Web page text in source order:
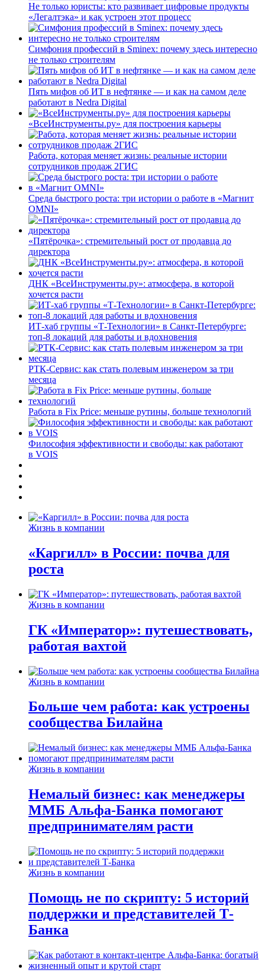
Не только юристы: кто развивает цифровые продукты
«Легалтэка» и как устроен этот процесс
Симфония профессий в Sminex: почему здесь интересно
не только строителям
Пять мифов об ИТ в нефтянке — и как на самом деле
работают в Nedra Digital
«ВсеИнструменты.ру» для построения карьеры
Работа, которая меняет жизнь: реальные истории
сотрудников продаж 2ГИС
Среда быстрого роста: три истории о работе в «Магнит
OMNI»
«Пятёрочка»: стремительный рост от продавца до
директора
ДНК «ВсеИнструменты.ру»: атмосфера, в которой
хочется расти
ИТ-хаб группы «Т-Технологии» в Санкт-Петербурге:
топ-8 локаций для работы и вдохновения
РТК-Сервис: как стать полевым инженером за три
месяца
Работа в Fix Price: меньше рутины, больше технологий
Философия эффективности и свободы: как работают
в VOIS
Жизнь в компании
«Каргилл» в России: почва для
роста
Жизнь в компании
ГК «Император»: путешествовать,
работая вахтой
Жизнь в компании
Больше чем работа: как устроены
сообщества Билайна
Жизнь в компании
Немалый бизнес: как менеджеры
ММБ Альфа-Банка помогают
предпринимателям расти
Жизнь в компании
Помощь не по скрипту: 5 историй
поддержки и представителей Т-
Банка